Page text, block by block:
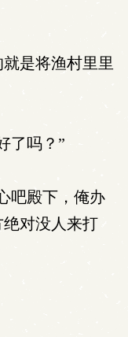
是将渔村里里
了吗？”
吧殿下，俺办
对没人来打